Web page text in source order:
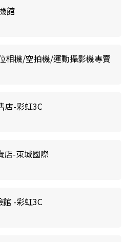
館
相機/空拍機/運動攝影機專賣
店-彩虹3C
店-東城國際
館 -彩虹3C